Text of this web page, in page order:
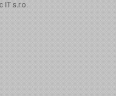
IT s.r.o.